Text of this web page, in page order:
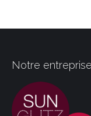
Notre entreprise